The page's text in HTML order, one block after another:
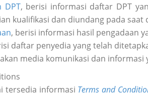
DPT, berisi informasi daftar DPT
kualifikasi dan diundang pada
, berisi informasi hasil pengadaan
daftar penyedia yang telah
media komunikasi dan
tersedia informasi Terms and